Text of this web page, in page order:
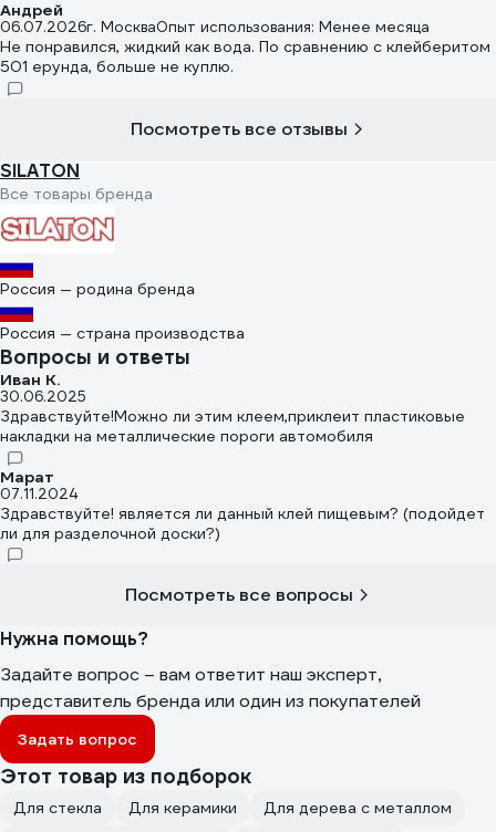
Андрей
06.07.2026г. МоскваОпыт использования: Менее месяца
Не понравился, жидкий как вода. По сравнению с клейберитом
501 ерунда, больше не куплю.
Посмотреть все отзывы
SILATON
Все товары бренда
Россия — родина бренда
Россия — страна производства
Вопросы и ответы
Иван К.
30.06.2025
Здравствуйте!Можно ли этим клеем,приклеит пластиковые
накладки на металлические пороги автомобиля
Марат
07.11.2024
Здравствуйте! является ли данный клей пищевым? (подойдет
ли для разделочной доски?)
Посмотреть все вопросы
Нужна помощь?
Задайте вопрос – вам ответит наш эксперт,
представитель бренда или один из покупателей
Задать вопрос
Этот товар из подборок
Для стекла Для керамики
Для дерева с металлом